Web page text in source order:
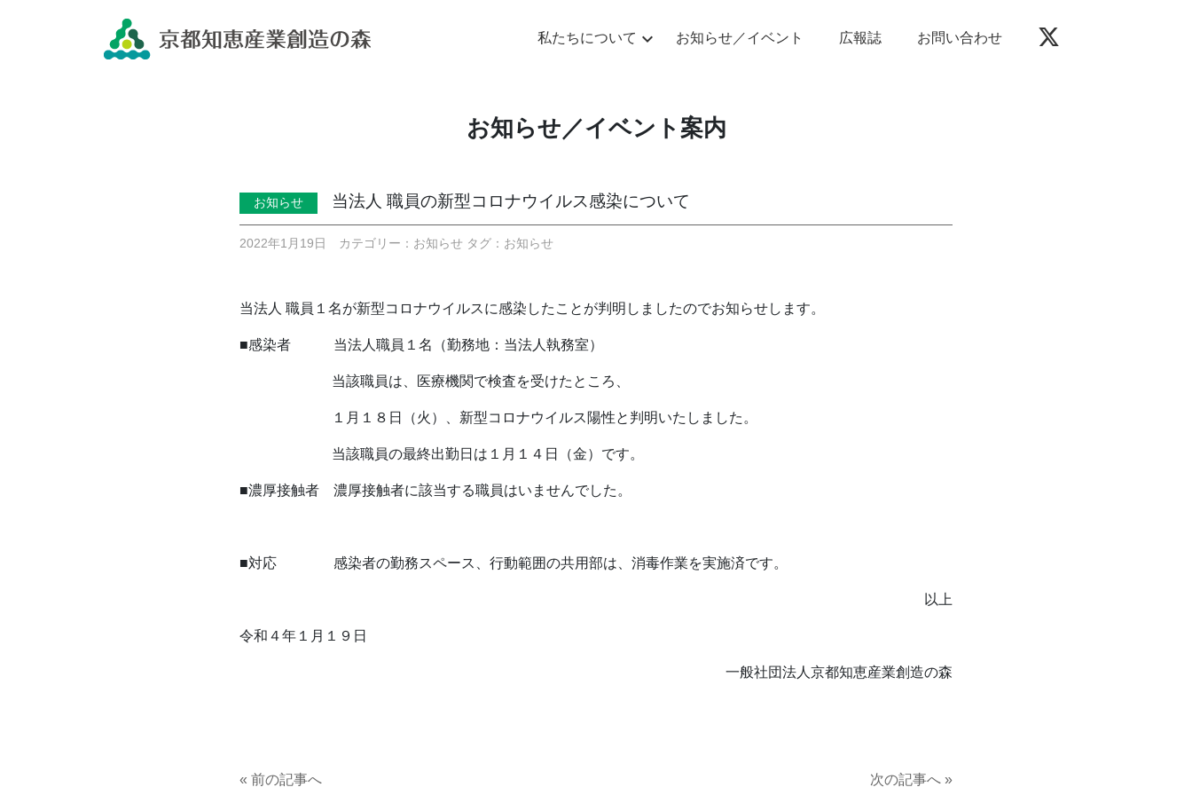
私たちについて expand_more お知らせ／イベント 広報誌 お問い合わせ
HOME >
お知らせ／イベント案内
お知らせ 当法人 職員の新型コロナウイルス感染について
2022年1月19日 カテゴリー：お知らせ タグ： お知らせ
当法人 職員１名が新型コロナウイルスに感染したことが判明しましたのでお知らせします。
■感染者 当法人職員１名（勤務地：当法人執務室）
当該職員は、医療機関で検査を受けたところ、
１月１８日（火）、新型コロナウイルス陽性と判明いたしました。
当該職員の最終出勤日は１月１４日（金）です。
■濃厚接触者 濃厚接触者に該当する職員はいませんでした。
■対応 感染者の勤務スペース、行動範囲の共用部は、消毒作業を実施済です。
以上
令和４年１月１９日
一般社団法人京都知恵産業創造の森
« 前の記事へ 次の記事へ »